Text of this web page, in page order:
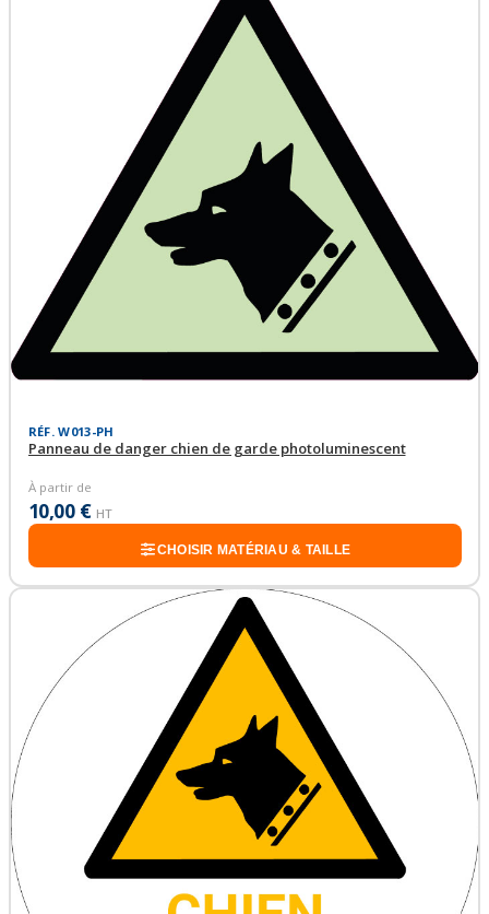
RÉF. W013-PH
Panneau de danger chien de garde photoluminescent
À partir de
10,00 € HT
CHOISIR MATÉRIAU & TAILLE